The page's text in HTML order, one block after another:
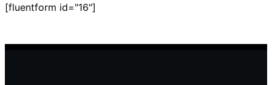
[fluentform id="16"]